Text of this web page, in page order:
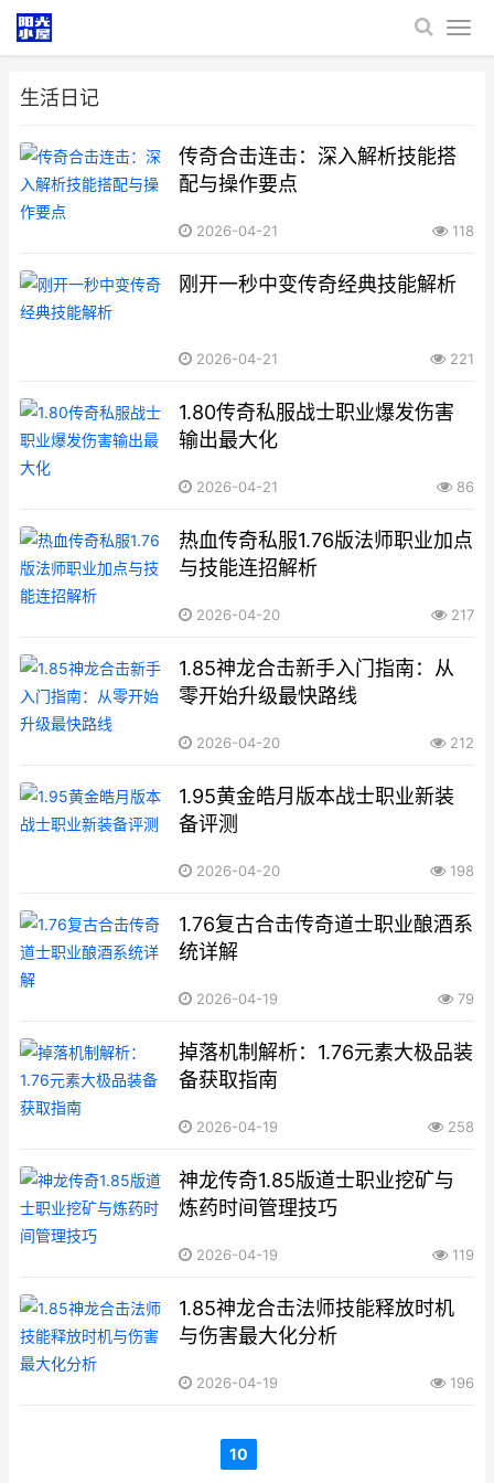
生活日记
传奇合击连击：深入解析技能搭
配与操作要点
2026-04-21 118
刚开一秒中变传奇经典技能解析
2026-04-21 221
1.80传奇私服战士职业爆发伤害
输出最大化
2026-04-21 86
热血传奇私服1.76版法师职业加点
与技能连招解析
2026-04-20 217
1.85神龙合击新手入门指南：从
零开始升级最快路线
2026-04-20 212
1.95黄金皓月版本战士职业新装
备评测
2026-04-20 198
1.76复古合击传奇道士职业酿酒系
统详解
2026-04-19 79
掉落机制解析：1.76元素大极品装
备获取指南
2026-04-19 258
神龙传奇1.85版道士职业挖矿与
炼药时间管理技巧
2026-04-19 119
1.85神龙合击法师技能释放时机
与伤害最大化分析
2026-04-19 196
10